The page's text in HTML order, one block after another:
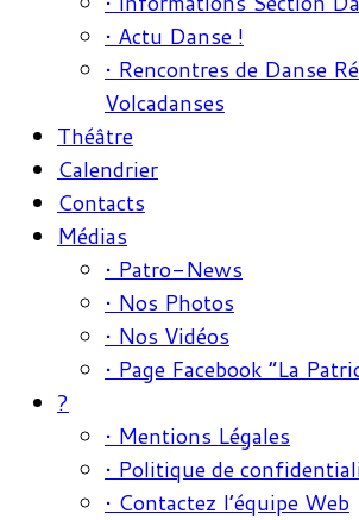
• Actu Danse !
• Rencontres de Danse
Volcadanses
Théâtre
Calendrier
Contacts
Médias
• Patro-News
• Nos Photos
• Nos Vidéos
• Page Facebook “La
?
• Mentions Légales
• Politique de
• Contactez l’équipe Web